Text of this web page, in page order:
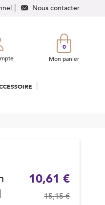
Nous contacter
0
Mon panier
10,61 €
15,15 €